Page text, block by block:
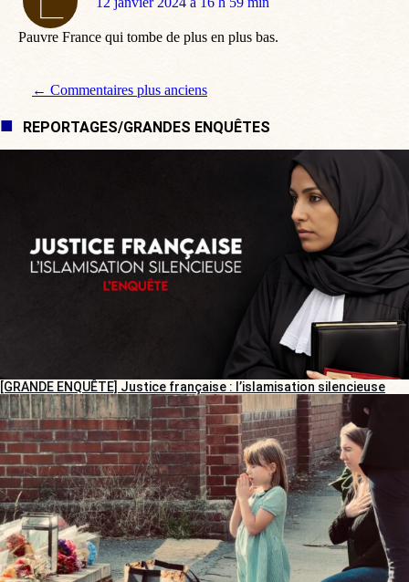
Pauvre France qui tombe de plus en plus bas.
Navigation de commentaire
← Commentaires plus anciens
REPORTAGES/GRANDES ENQUÊTES
[GRANDE ENQUÊTE] Justice française : l’islamisation silencieuse